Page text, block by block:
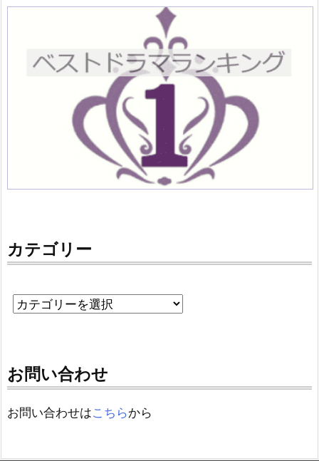
カテゴリー
お問い合わせ
お問い合わせはこちらから